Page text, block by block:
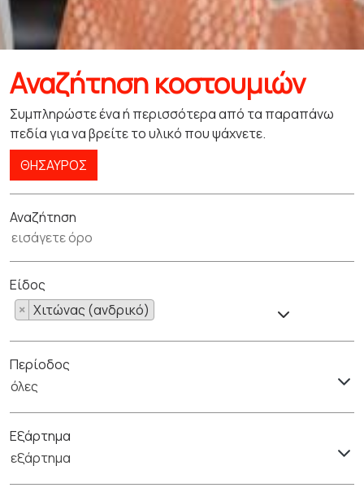
Αναζήτηση κοστουμιών
Συμπληρώστε ένα ή περισσότερα από τα παραπάνω
πεδία για να βρείτε το υλικό που ψάχνετε.
ΘΗΣΑΥΡΌΣ
Αναζήτηση
Είδος
× Χιτώνας (ανδρικό)
Περίοδος
όλες
Εξάρτημα
εξάρτημα